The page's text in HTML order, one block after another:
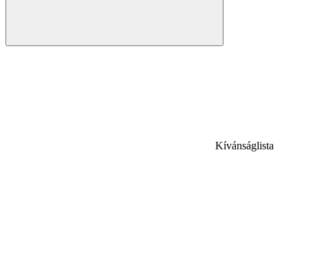
Kívánságlista